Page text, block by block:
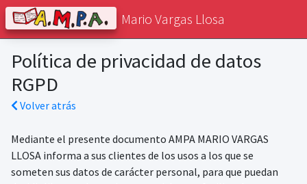
Mario Vargas Llosa
Política de privacidad de datos
RGPD
Volver atrás
Mediante el presente documento AMPA MARIO VARGAS
LLOSA informa a sus clientes de los usos a los que se
someten sus datos de carácter personal, para que puedan